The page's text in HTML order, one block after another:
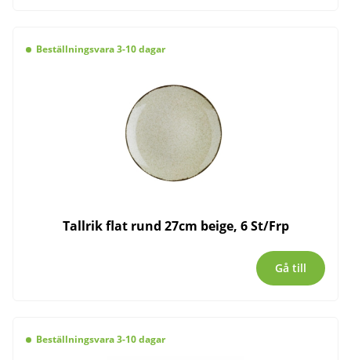
Beställningsvara 3-10 dagar
Tallrik flat rund 27cm beige, 6 St/Frp
Gå till
Beställningsvara 3-10 dagar